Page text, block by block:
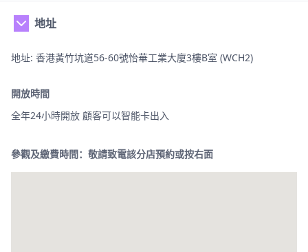
地址
地址: 香港黃竹坑道56-60號怡華工業大廈3樓B室 (WCH2)
開放時間
全年24小時開放 顧客可以智能卡出入
參觀及繳費時間：敬請致電該分店預約或按右面